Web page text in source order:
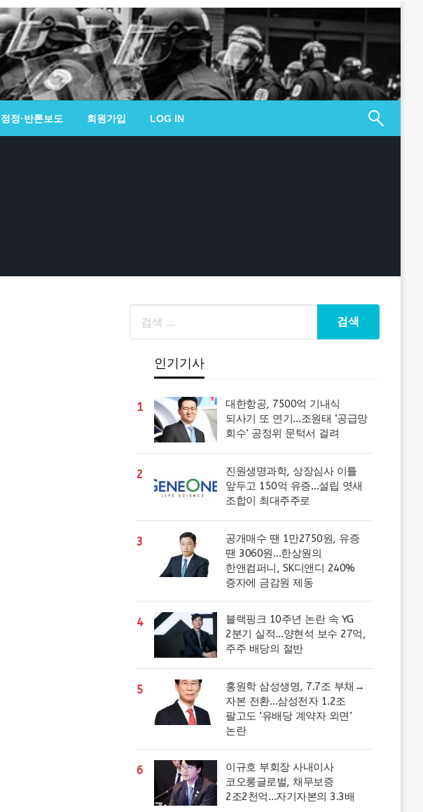
정정·반론보도 회원가입 LOG IN
인기기사
1
대한항공, 7500억 기내식
되사기 또 연기…조원태 ‘공급망
회수’ 공정위 문턱서 걸려
2
진원생명과학, 상장심사 이틀
앞두고 150억 유증…설립 엿새
조합이 최대주주로
3
공개매수 땐 1만2750원, 유증
땐 3060원…한상원의
한앤컴퍼니, SK디앤디 240%
증자에 금감원 제동
4
블랙핑크 10주년 논란 속 YG
2분기 실적…양현석 보수 27억,
주주 배당의 절반
5
홍원학 삼성생명, 7.7조 부채→
자본 전환…삼성전자 1.2조
팔고도 ‘유배당 계약자 외면’
논란
6
이규호 부회장 사내이사
코오롱글로벌, 채무보증
2조2천억…자기자본의 3.3배